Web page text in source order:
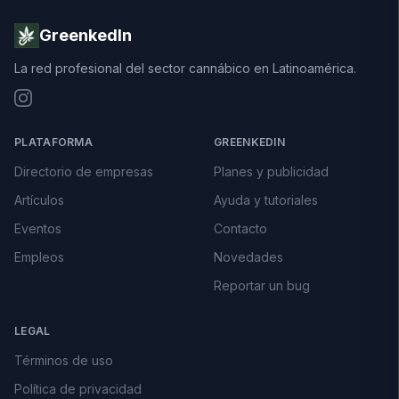
GreenkedIn
La red profesional del sector cannábico en Latinoamérica.
PLATAFORMA
Directorio de empresas
Artículos
Eventos
Empleos
GREENKEDIN
Planes y publicidad
Ayuda y tutoriales
Contacto
Novedades
Reportar un bug
LEGAL
Términos de uso
Política de privacidad